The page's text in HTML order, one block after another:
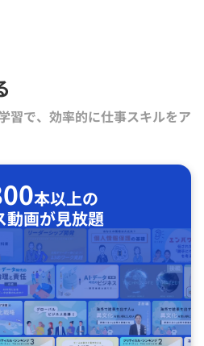
習で、効率的に仕事スキルをア
本以上の
動画が見放題